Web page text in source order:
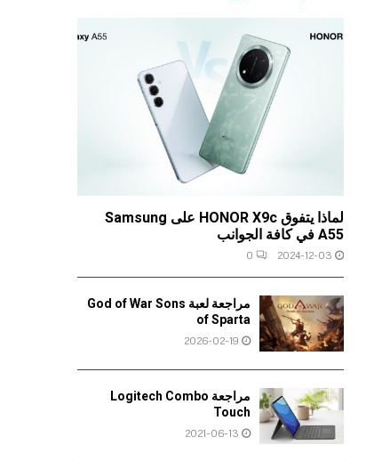
لماذا يتفوق HONOR X9c على Samsung
A55 في كافة الجوانب
2024-12-03
0
مراجعة لعبة God of War Sons
of Sparta
2026-02-19
مراجعة Logitech Combo
Touch
2021-06-13